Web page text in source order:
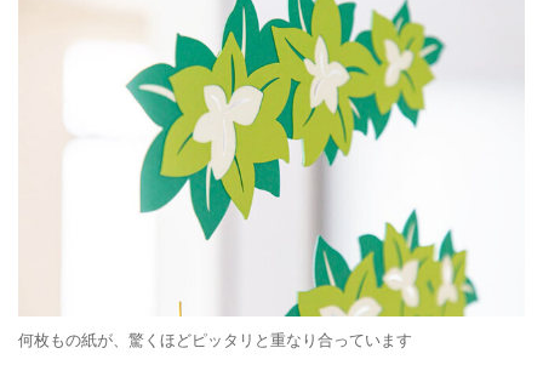
何枚もの紙が、驚くほどピッタリと重なり合っています